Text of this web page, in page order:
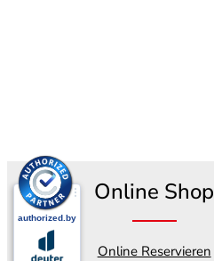
Online Shop
Online Reservieren